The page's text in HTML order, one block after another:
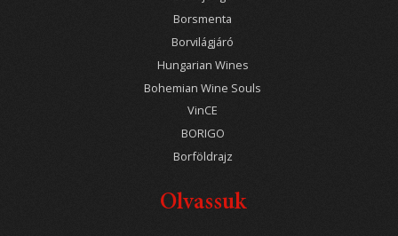
Borsmenta
Borvilágjáró
Hungarian Wines
Bohemian Wine Souls
VinCE
BORIGO
Borföldrajz
Olvassuk